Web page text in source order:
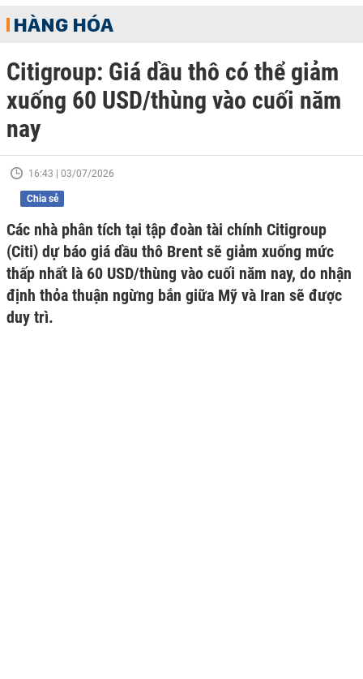
HÀNG HÓA
Citigroup: Giá dầu thô có thể giảm
xuống 60 USD/thùng vào cuối năm
nay
16:43 | 03/07/2026
Chia sẻ
Các nhà phân tích tại tập đoàn tài chính Citigroup
(Citi) dự báo giá dầu thô Brent sẽ giảm xuống mức
thấp nhất là 60 USD/thùng vào cuối năm nay, do nhận
định thỏa thuận ngừng bắn giữa Mỹ và Iran sẽ được
duy trì.